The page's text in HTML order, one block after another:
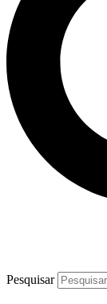
Pesquisar